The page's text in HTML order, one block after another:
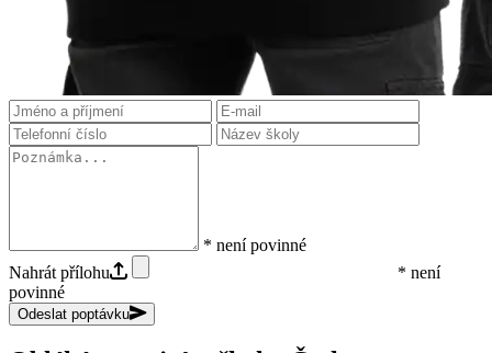
* není povinné
Nahrát přílohu
* není
povinné
Odeslat poptávku